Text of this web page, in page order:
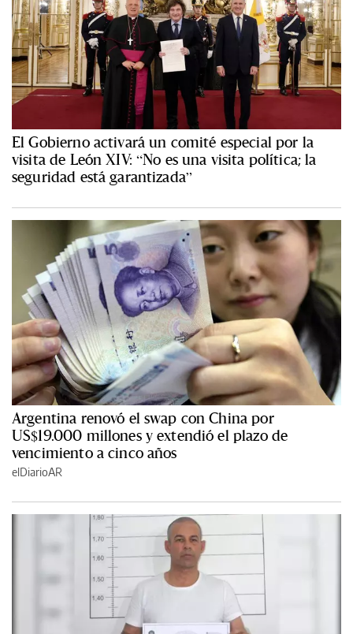
El Gobierno activará un comité especial por la
visita de León XIV: “No es una visita política; la
seguridad está garantizada”
Argentina renovó el swap con China por
US$19.000 millones y extendió el plazo de
vencimiento a cinco años
elDiarioAR